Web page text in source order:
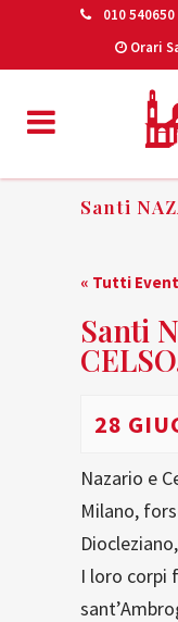
010 540650
Orari
Santi
« Tutti
Santi
28
Nazario e
Milano,
I loro corpi